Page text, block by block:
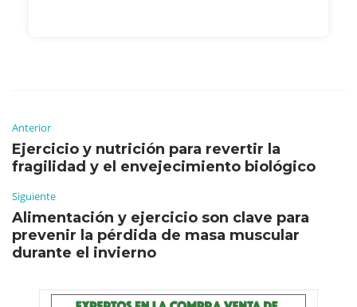
Anterior
Ejercicio y nutrición para revertir la
fragilidad y el envejecimiento biológico
Siguiente
Alimentación y ejercicio son clave para
prevenir la pérdida de masa muscular
durante el invierno